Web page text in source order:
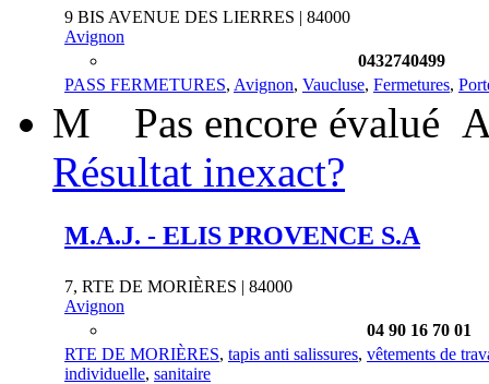
9 BIS AVENUE DES LIERRES | 84000
Avignon
0432740499
PASS FERMETURES, Avignon, Vaucluse, Fermetures,
M Pas encore évalué
Résultat inexact?
M.A.J. - ELIS PROVENCE S.A
7, RTE DE MORIÈRES | 84000
Avignon
04 90 16 70 01
RTE DE MORIÈRES, tapis anti salissures, vêtements de
individuelle, sanitaire